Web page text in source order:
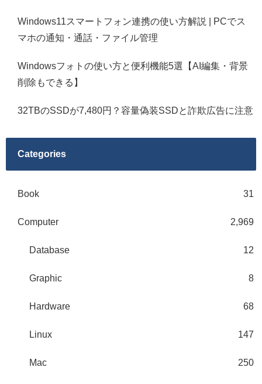
Windows11スマートフォン連携の使い方解説 | PCでス
マホの通知・通話・ファイル管理
Windowsフォトの使い方と便利機能5選【AI編集・背景
削除もできる】
32TBのSSDが7,480円？容量偽装SSDと詐欺広告に注意
Categories
Book 31
Computer 2,969
Database 12
Graphic 8
Hardware 68
Linux 147
Mac 250